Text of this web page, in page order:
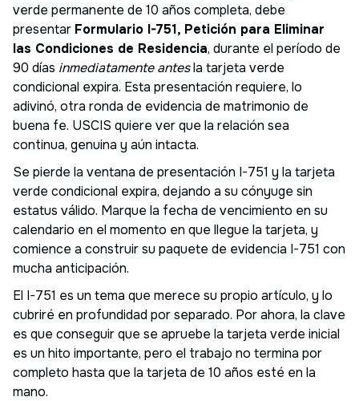
verde permanente de 10 años completa, debe
presentar Formulario I-751, Petición para Eliminar
las Condiciones de Residencia, durante el período de
90 días inmediatamente antesla tarjeta verde
condicional expira. Esta presentación requiere, lo
adivinó, otra ronda de evidencia de matrimonio de
buena fe. USCIS quiere ver que la relación sea
continua, genuina y aún intacta.
Se pierde la ventana de presentación I-751 y la tarjeta
verde condicional expira, dejando a su cónyuge sin
estatus válido. Marque la fecha de vencimiento en su
calendario en el momento en que llegue la tarjeta, y
comience a construir su paquete de evidencia I-751 con
mucha anticipación.
El I-751 es un tema que merece su propio artículo, y lo
cubriré en profundidad por separado. Por ahora, la clave
es que conseguir que se apruebe la tarjeta verde inicial
es un hito importante, pero el trabajo no termina por
completo hasta que la tarjeta de 10 años esté en la
mano.